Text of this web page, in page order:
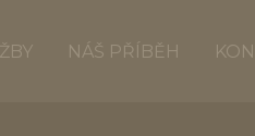
NÁŠ PŘÍBĚH